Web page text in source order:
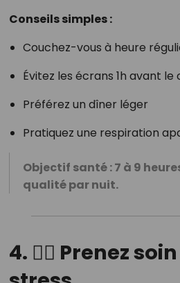
Conseils simples :
Couchez-vous à heure
Évitez les écrans 1h avant le
Préférez un dîner léger
Pratiquez une respiration
Objectif santé : 7 à 9
qualité par nuit.
4. 🧘‍♀️ Prenez